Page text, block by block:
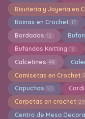
Bisuteria y Joyeria en
Boinas en Crochet 12
Bordados 12
Bufandas Knitting 15
Calcetines 46
Camisetas en Crochet
Capuchas 50
Carpetas en crochet
Centro de Mesa